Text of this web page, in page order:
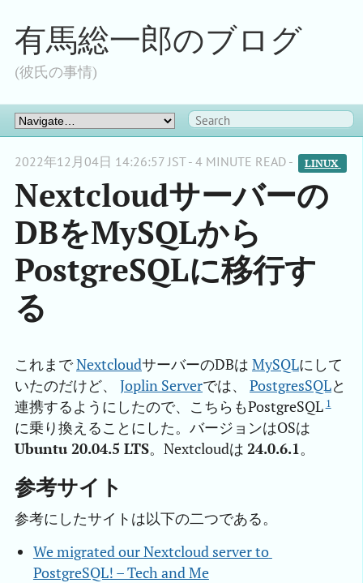
有馬総一郎のブログ
(彼氏の事情)
2022年12月04日 14:26:57 JST - 4 MINUTE READ - LINUX
Nextcloudサーバーの
DBをMySQLから
PostgreSQLに移行す
る
これまでNextcloudサーバーのDBは MySQLにして
いたのだけど、 Joplin Serverでは、 PostgresSQLと
連携するようにしたので、こちらもPostgreSQL 1
に乗り換えることにした。バージョンはOSは
Ubuntu 20.04.5 LTS。Nextcloudは 24.0.6.1。
参考サイト
参考にしたサイトは以下の二つである。
We migrated our Nextcloud server to
PostgreSQL! – Tech and Me